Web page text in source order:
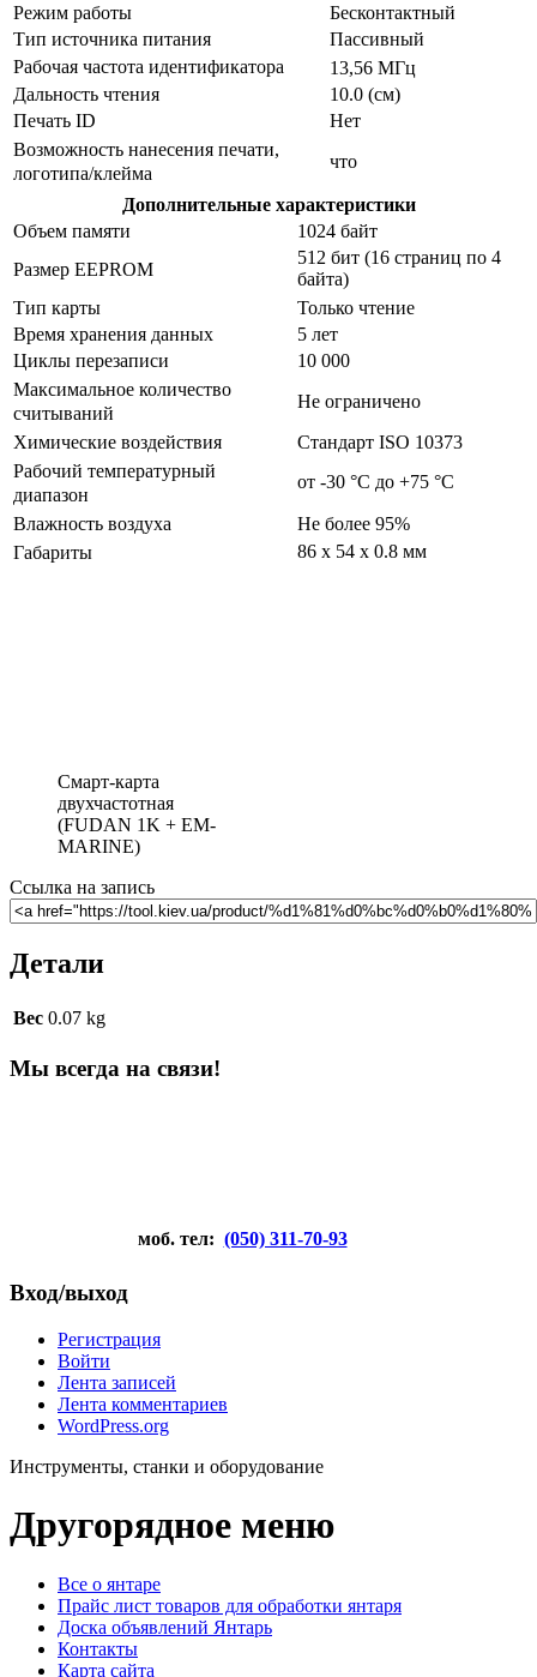
Режим работы
Бесконтактный
Тип источника питания
Пассивный
Рабочая частота идентификатора
13,56 МГц
Дальность чтения
10.0 (см)
Печать ID
Нет
Возможность нанесения печати,
логотипа/клейма
что
Дополнительные характеристики
Объем памяти
1024 байт
Размер EEPROM
512 бит (16 страниц по 4
байта)
Тип карты
Только чтение
Время хранения данных
5 лет
Циклы перезаписи
10 000
Максимальное количество
считываний
Не ограничено
Химические воздействия
Стандарт ISO 10373
Рабочий температурный
диапазон
от -30 °C до +75 °C
Влажность воздуха
Не более 95%
Габариты
86 х 54 х 0.8 мм
Смарт-карта
двухчастотная
(FUDAN 1K + EM-
MARINE)
Ссылка на запись
Детали
Вес 0.07 kg
Мы всегда на связи!
моб. тел: (050) 311-70-93
Вход/выход
Регистрация
Войти
Лента записей
Лента комментариев
WordPress.org
Инструменты, станки и оборудование
Другорядное меню
Все о янтаре
Прайс лист товаров для обработки янтаря
Доска объявлений Янтарь
Контакты
Карта сайта